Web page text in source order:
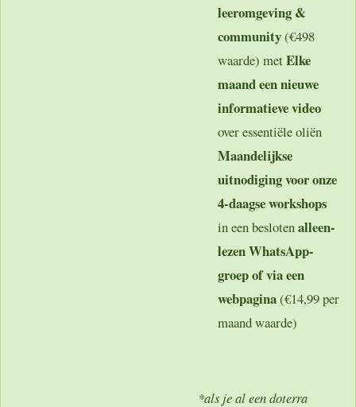
leeromgeving &
community(€498
waarde) metElke
maand een nieuwe
informatieve video
over essentiële oliën
Maandelijkse
uitnodiging voor onze
4-daagse workshops
in een beslotenalleen-
lezen WhatsApp-
groep of via een
webpagina(€14,99 per
maand waarde)
*als je al een doterra